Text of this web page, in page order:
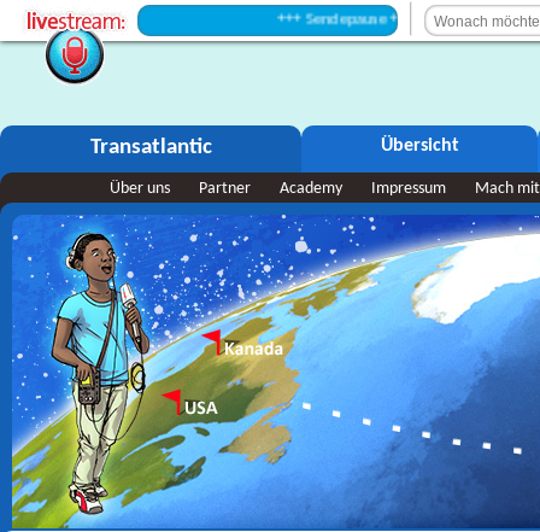
+++ Sendepause +++
Transatlantic Übersicht
Über uns Partner Academy Impressum Mach mit